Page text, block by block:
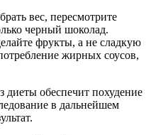
вес, пересмотрите
черный шоколад.
фрукты, а не сладкую
жирных соусов,
обеспечит похудение
в дальнейшем